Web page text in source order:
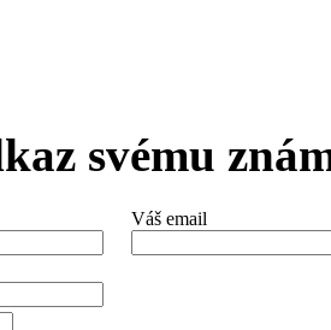
svému
Váš email